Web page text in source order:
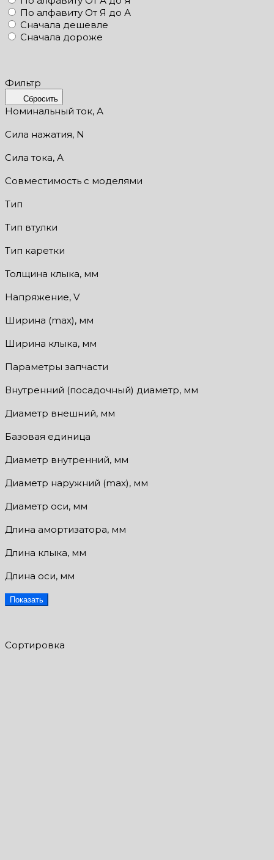
По алфавиту От Я до А
Сначала дешевле
Сначала дороже
Фильтр
Сбросить
Номинальный ток, А
Сила нажатия, N
Сила тока, А
Совместимость с моделями
Тип
Тип втулки
Тип каретки
Толщина клыка, мм
Напряжение, V
Ширина (max), мм
Ширина клыка, мм
Параметры запчасти
Внутренний (посадочный) диаметр, мм
Диаметр внешний, мм
Базовая единица
Диаметр внутренний, мм
Диаметр наружний (max), мм
Диаметр оси, мм
Длина амортизатора, мм
Длина клыка, мм
Длина оси, мм
Показать
Сортировка